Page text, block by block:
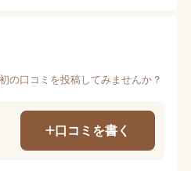
の口コミを投稿してみませんか？
口コミを書く